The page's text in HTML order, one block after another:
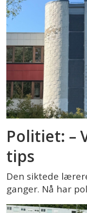
Politiet: –
tips
Den siktede
ganger. Nå har